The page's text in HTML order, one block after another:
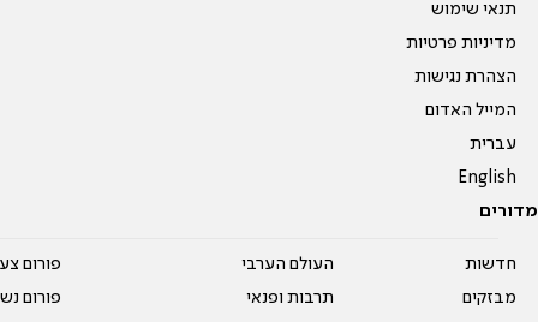
תנאי שימוש
מדיניות פרטיות
הצהרת נגישות
המייל האדום
עברית
English
מדורים
חדשות
מבזקים
העולם הערבי
תרבות ופנאי
פורום
פורום